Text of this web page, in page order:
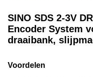
SINO SDS 2-3V
Encoder System
draaibank,
Voordelen